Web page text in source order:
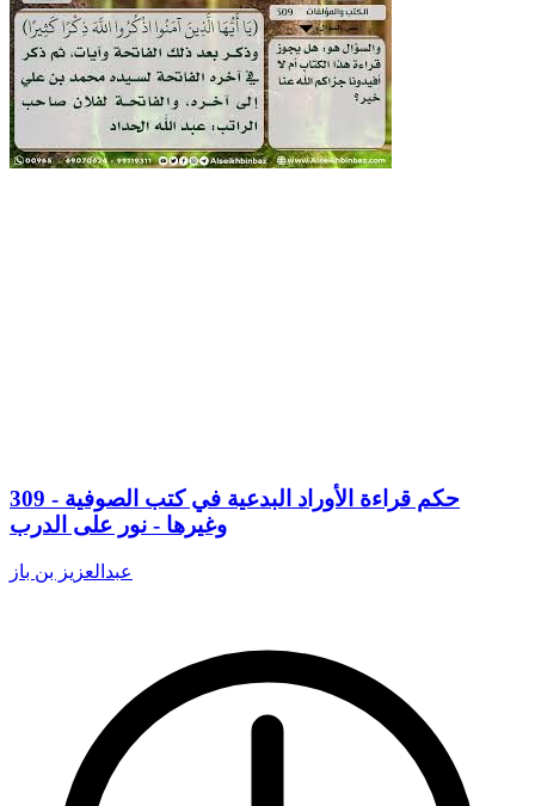
309 - حكم قراءة الأوراد البدعية في كتب الصوفية
وغيرها - نور على الدرب
عبدالعزيز بن باز